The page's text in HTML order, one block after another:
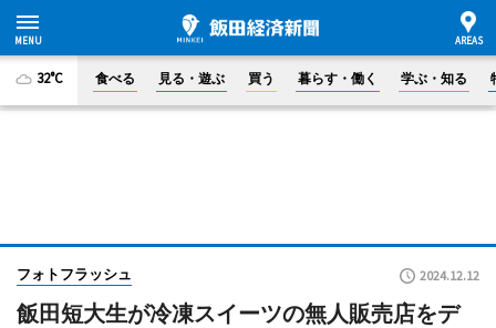
32°C 食べる 見る・遊ぶ 買う 暮らす・働く 学ぶ・知る
フォトフラッシュ 2024.12.12
飯田短大生が冷凍スイーツの無人販売店をデ